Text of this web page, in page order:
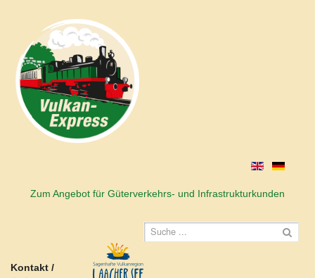
Zum Angebot für Güterverkehrs- und Infrastrukturkunden
Kontakt /